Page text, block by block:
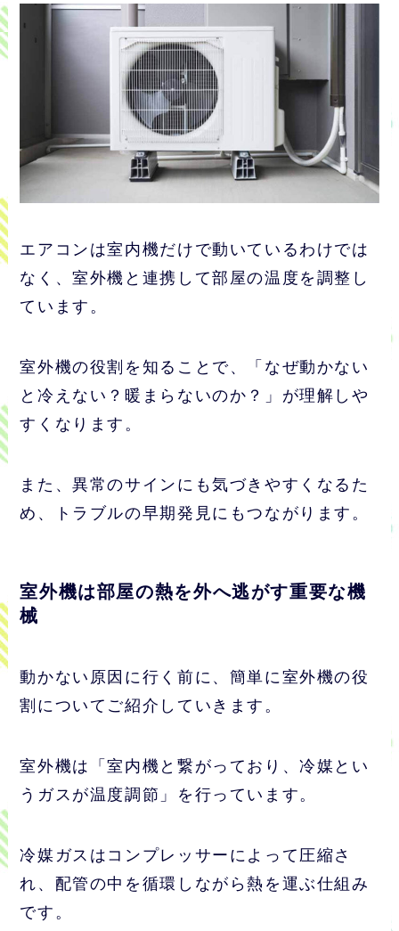
エアコンは室内機だけで動いているわけでは
なく、室外機と連携して部屋の温度を調整し
ています。
室外機の役割を知ることで、「なぜ動かない
と冷えない？暖まらないのか？」が理解しや
すくなります。
また、異常のサインにも気づきやすくなるた
め、トラブルの早期発見にもつながります。
室外機は部屋の熱を外へ逃がす重要な機
械
動かない原因に行く前に、簡単に室外機の役
割についてご紹介していきます。
室外機は「室内機と繋がっており、冷媒とい
うガスが温度調節」を行っています。
冷媒ガスはコンプレッサーによって圧縮さ
れ、配管の中を循環しながら熱を運ぶ仕組み
です。